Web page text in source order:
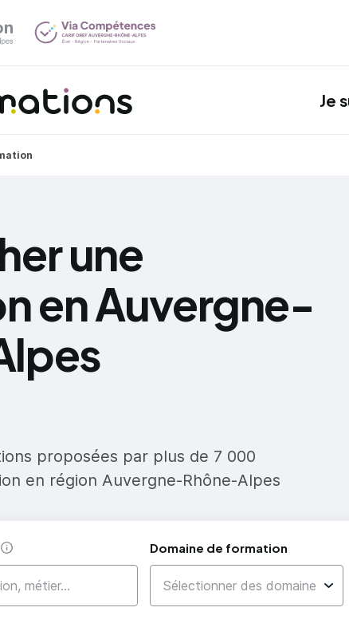
Je
une
en Auvergne-
proposées par plus de 7 000
en région Auvergne-Rhône-Alpes
Aide Domaine de formation